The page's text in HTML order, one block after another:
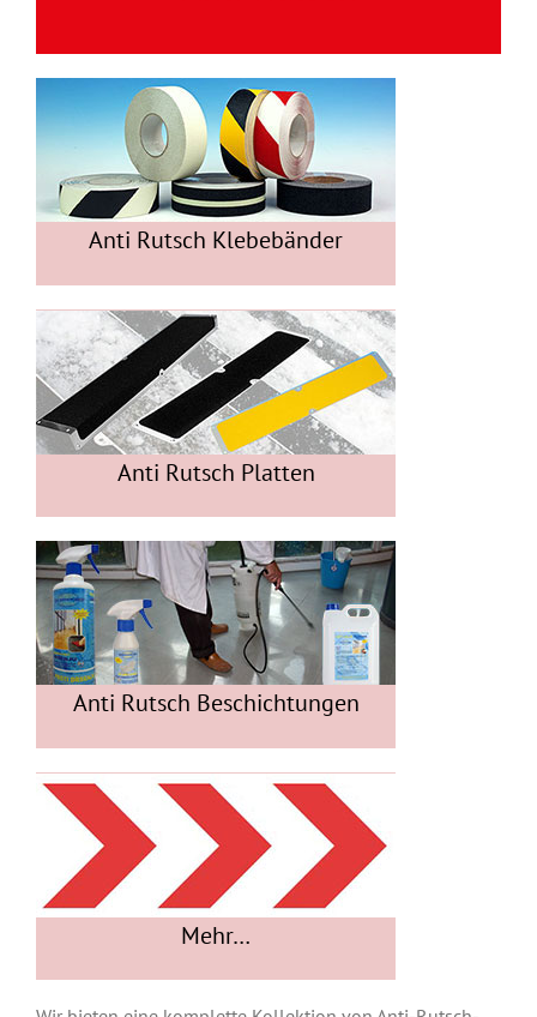
Anti Rutsch Klebebänder
Anti Rutsch Platten
Anti Rutsch Beschichtungen
Mehr…